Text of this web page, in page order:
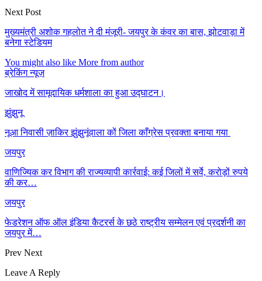
Next Post
मुख्यमंत्री अशोक गहलोत ने दी मंजूरी- जयपुर के कंवर का बास, झोटवाड़ा में
बनेगा स्टेडियम
You might also like More from author
ब्रेकिंग न्यूज़
जाखोद में सामूदायिक धर्मशाला का हुआ उद्घाटन।
झुंझुनू
नूआ निवासी ज़ाकिर झुंझुनूंवाला कों जिला काँग्रेस प्रवक्ता बनाया गया
जयपुर
वाणिज्यिक कर विभाग की राज्यव्यापी कार्रवाई: कई जिलों में सर्वे, करोड़ों रुपये
की कर…
जयपुर
फेडरेशन ऑफ ऑल इंडिया कैटरर्स के छठे राष्ट्रीय सम्मेलन एवं प्रदर्शनी का
जयपुर में…
Prev Next
Leave A Reply